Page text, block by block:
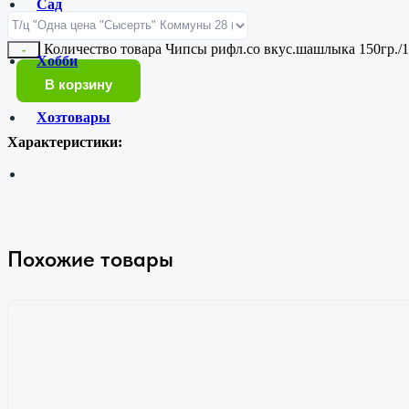
Сад
Хобби
Хозтовары
- Количество товара Чипсы рифл.со вкус.шашлыка 150гр./
В корзину
Характеристики:
Похожие товары